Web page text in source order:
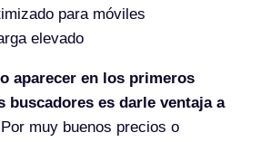
para móviles
elevado
aparecer en los primeros
buscadores es darle ventaja a
muy buenos precios o